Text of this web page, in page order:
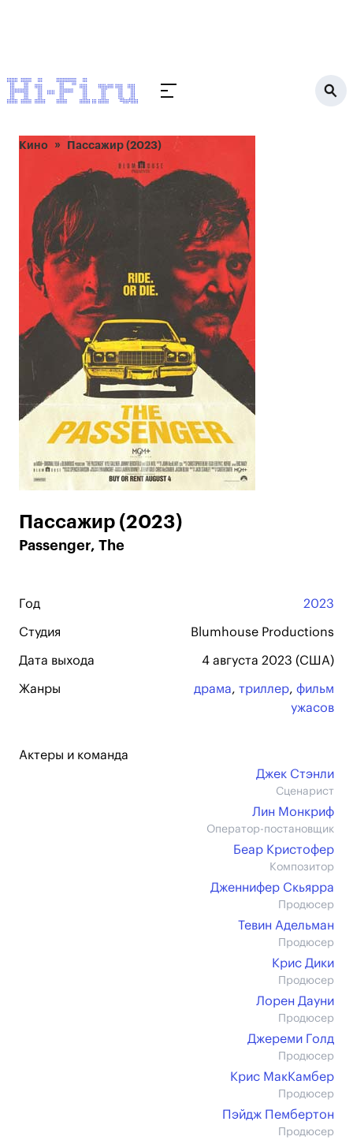
Кино Пассажир (2023)
Пассажир (2023)
Passenger, The
Год 2023
Студия Blumhouse Productions
Дата выхода 4 августа 2023 (США)
Жанры драма, триллер, фильм
ужасов
Актеры и команда
Джек Стэнли
Сценарист
Лин Монкриф
Оператор-постановщик
Беар Кристофер
Композитор
Дженнифер Скьярра
Продюсер
Тевин Адельман
Продюсер
Крис Дики
Продюсер
Лорен Дауни
Продюсер
Джереми Голд
Продюсер
Крис МакКамбер
Продюсер
Пэйдж Пембертон
Продюсер